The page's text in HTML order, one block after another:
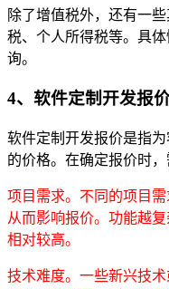
除了增值税外，还有一
税、个人所得税等。具
询。
4、软件定制开发报
软件定制开发报价是指
的价格。在确定报价时
项目需求。不同的项目
从而影响报价。功能越
相对较高。
技术难度。一些新兴技